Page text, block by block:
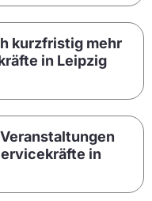
kurzfristig mehr
in Leipzig
in